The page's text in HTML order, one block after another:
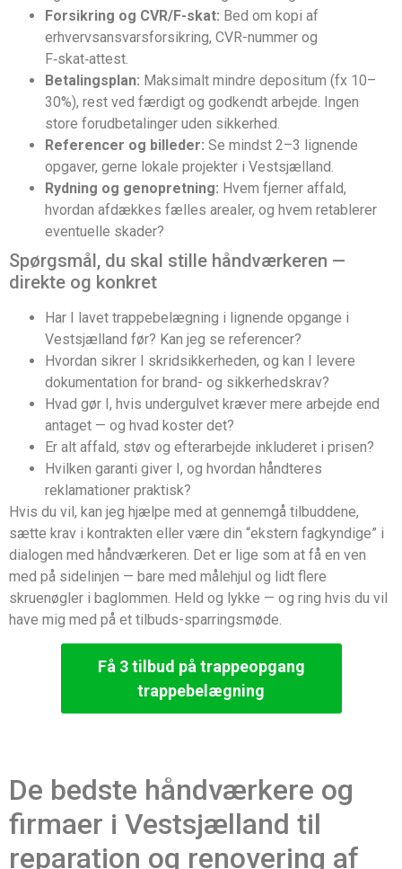
Forsikring og CVR/F-skat: Bed om kopi af
erhvervsansvarsforsikring, CVR-nummer og
F‑skat‑attest.
Betalingsplan: Maksimalt mindre depositum (fx 10–
30%), rest ved færdigt og godkendt arbejde. Ingen
store forudbetalinger uden sikkerhed.
Referencer og billeder: Se mindst 2–3 lignende
opgaver, gerne lokale projekter i Vestsjælland.
Rydning og genopretning: Hvem fjerner affald,
hvordan afdækkes fælles arealer, og hvem retablerer
eventuelle skader?
Spørgsmål, du skal stille håndværkeren —
direkte og konkret
Har I lavet trappebelægning i lignende opgange i
Vestsjælland før? Kan jeg se referencer?
Hvordan sikrer I skridsikkerheden, og kan I levere
dokumentation for brand- og sikkerhedskrav?
Hvad gør I, hvis undergulvet kræver mere arbejde end
antaget — og hvad koster det?
Er alt affald, støv og efterarbejde inkluderet i prisen?
Hvilken garanti giver I, og hvordan håndteres
reklamationer praktisk?
Hvis du vil, kan jeg hjælpe med at gennemgå tilbuddene,
sætte krav i kontrakten eller være din “ekstern fagkyndige” i
dialogen med håndværkeren. Det er lige som at få en ven
med på sidelinjen — bare med målehjul og lidt flere
skruenøgler i baglommen. Held og lykke — og ring hvis du vil
have mig med på et tilbuds-sparringsmøde.
Få 3 tilbud på trappeopgang
trappebelægning
De bedste håndværkere og
firmaer i Vestsjælland til
reparation og renovering af